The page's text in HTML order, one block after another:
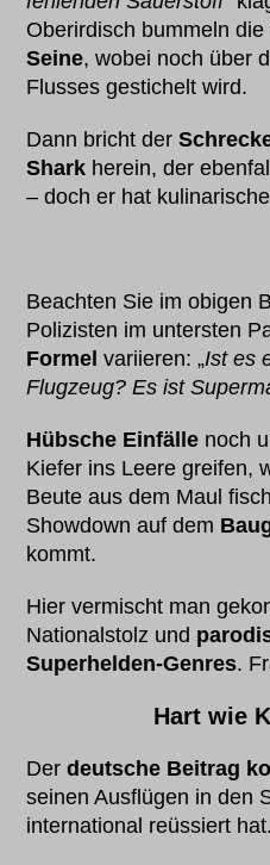
Oberirdisch bummeln
Seine, wobei noch über
Flusses gestichelt wird.
Dann bricht der
Shark herein, der
– doch er hat
Beachten Sie im obigen
Polizisten im untersten
Formel variieren: „Ist es
Flugzeug? Es ist
Hübsche Einfälle noch
Kiefer ins Leere greifen,
Beute aus dem Maul
Showdown auf dem
kommt.
Hier vermischt man
Nationalstolz und
Superhelden-Genres.
Hart wie
Derdeutsche Beitrag
seinen Ausflügen in den
international reüssiert hat.